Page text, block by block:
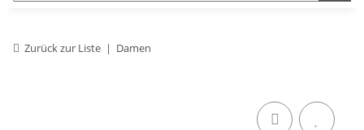
Zurück zur Liste Damen